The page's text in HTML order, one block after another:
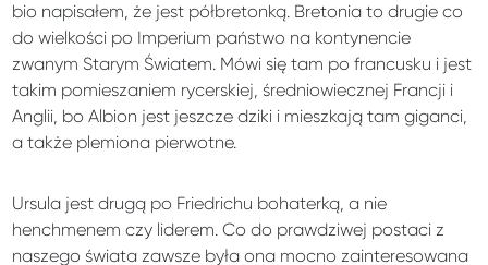
bio napisałem, że jest półbretonką. Bretonia to drugie co
do wielkości po Imperium państwo na kontynencie
zwanym Starym Światem. Mówi się tam po francusku i jest
takim pomieszaniem rycerskiej, średniowiecznej Francji i
Anglii, bo Albion jest jeszcze dziki i mieszkają tam giganci,
a także plemiona pierwotne.
Ursula jest drugą po Friedrichu bohaterką, a nie
henchmenem czy liderem. Co do prawdziwej postaci z
naszego świata zawsze była ona mocno zainteresowana